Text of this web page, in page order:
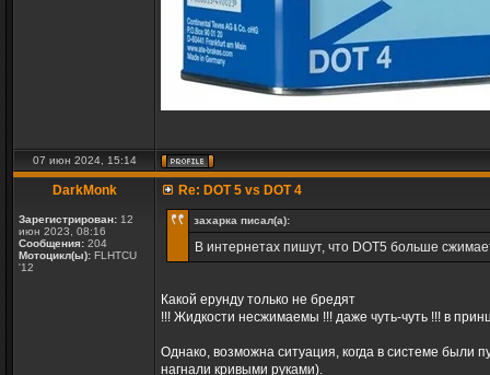
07 июн 2024, 15:14
DarkMonk
Зарегистрирован: 12
июн 2023, 08:16
Сообщения: 204
Мотоцикл(ы): FLHTCU
'12
Re: DOT 5 vs DOT 4
захарка писал(а):
В интернетах пишут, что DOT5 больше
Какой ерунду только не бредят
!!! Жидкости несжимаемы !!! даже чуть-чуть !!! в
Однако, возможна ситуация, когда в системе были
нагнали кривыми руками).